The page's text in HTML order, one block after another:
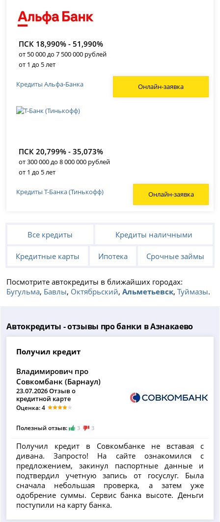
ПСК 18,990% - 51,990%
от 50 000 до 7 500 000 рублей
от 1 до 5 лет
Онлайн-заявка
Кредиты Альфа-Банка
ПСК 20,799% - 35,073%
от 300 000 до 8 000 000 рублей
от 1 до 5 лет
Онлайн-заявка
Кредиты Т-Банка (Тинькофф)
Все кредиты Кредиты наличными
Кредитные карты Ипотека Срочные займы
Посмотрите автокредиты в ближайших городах:
Бугульма, Бавлы, Октябрьский,Альметьевск,Туймазы.
Автокредиты - отзывы про банки в Азнакаево
Получил кредит
Владимирович про
Совкомбанк (Барнаул)
23.07.2026 Отзыв о
кредитной карте
Оценка: 4
Полезный отзыв: 3 3
Получил кредит в Совкомбанке не вставая с
дивана. Запросто! На сайте ознакомился с
предложением, закинул паспортные данные и
подтвердил учетную запись от госуслуг. Была
сначала небольшая проверка, а затем уже
одобрение суммы. Сервис банка высоте. Деньги
поступили на карту банка.